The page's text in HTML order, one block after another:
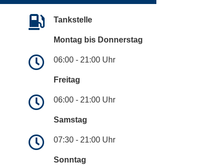
Tankstelle
Montag bis Donnerstag
06:00 - 21:00 Uhr
Freitag
06:00 - 21:00 Uhr
Samstag
07:30 - 21:00 Uhr
Sonntag